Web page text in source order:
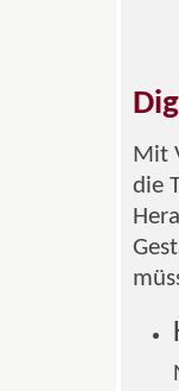
Mit
die